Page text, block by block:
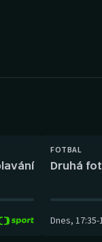
Gymnastika
FOTBAL
Druhá
Dnes, 17:35-